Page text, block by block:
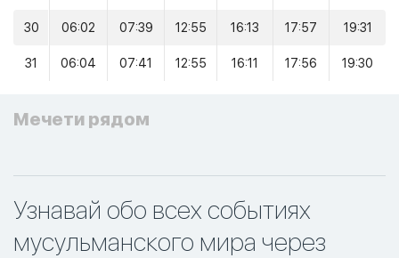
30 06:02 07:39 12:55 16:13 17:57 19:31
31 06:04 07:41 12:55 16:11 17:56 19:30
Мечети рядом
Узнавай обо всех событиях
мусульманского мира через